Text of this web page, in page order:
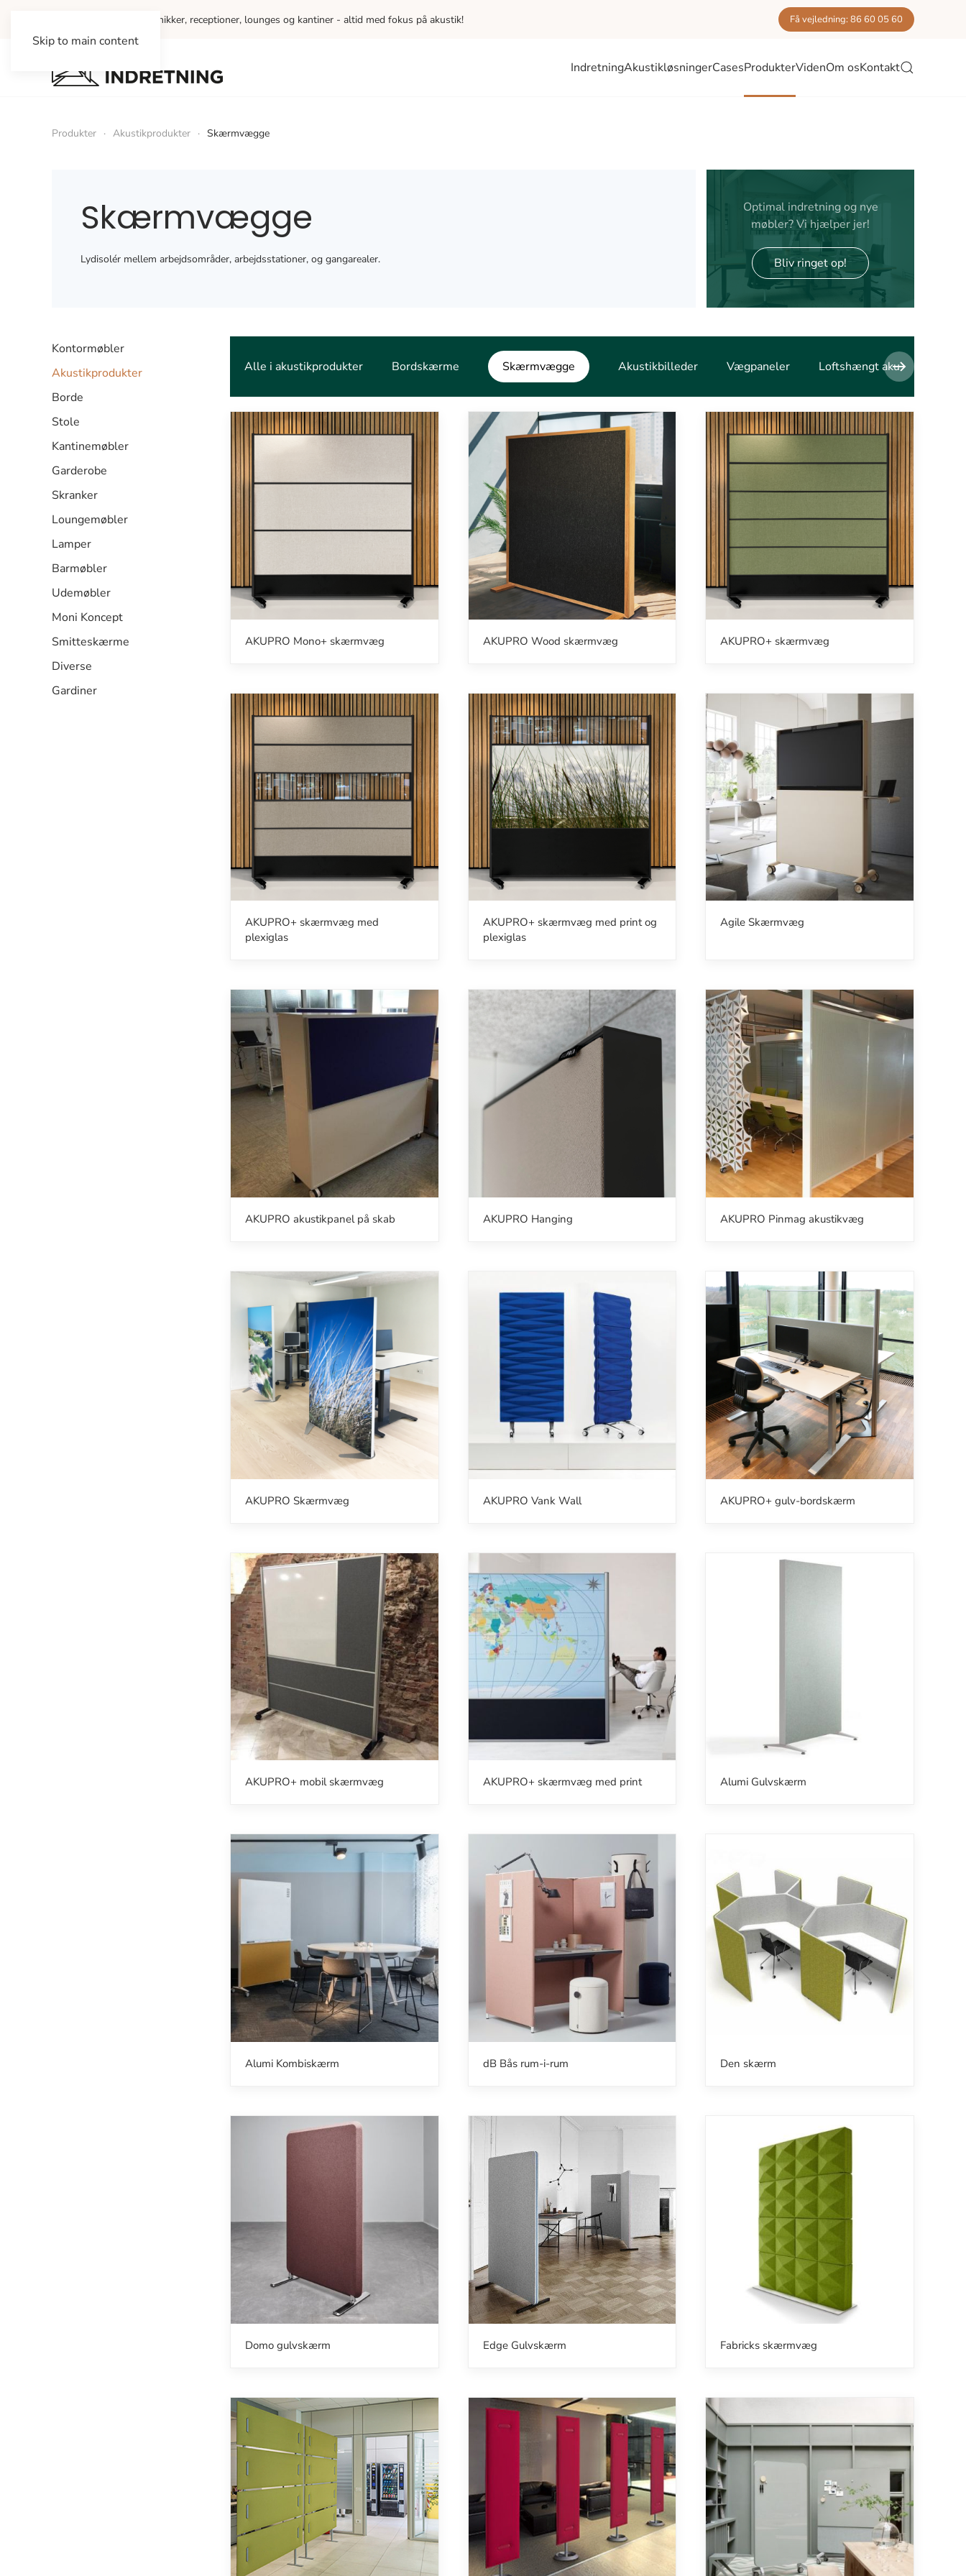
Skip to main content
Vi indretter kontorer, klinikker, receptioner, lounges og kantiner - altid med fokus på akustik! Få vejledning: 86 60 05 60
IndretningAkustikløsningerCasesProdukterVidenOm osKontakt
Produkter Akustikprodukter Skærmvægge
Skærmvægge
Lydisolér mellem arbejdsområder, arbejdsstationer, og gangarealer.
Optimal indretning og nye
møbler? Vi hjælper jer!
Bliv ringet op!
Kontormøbler
Akustikprodukter
Borde
Stole
Kantinemøbler
Garderobe
Skranker
Loungemøbler
Lamper
Barmøbler
Udemøbler
Moni Koncept
Smitteskærme
Diverse
Gardiner
Alle i akustikprodukter Bordskærme Skærmvægge Akustikbilleder Vægpaneler Loftshængt akustik
AKUPRO Mono+ skærmvæg AKUPRO Wood skærmvæg AKUPRO+ skærmvæg
AKUPRO+ skærmvæg med
plexiglas
AKUPRO+ skærmvæg med print og
plexiglas
Agile Skærmvæg
AKUPRO akustikpanel på skab AKUPRO Hanging AKUPRO Pinmag akustikvæg
AKUPRO Skærmvæg AKUPRO Vank Wall AKUPRO+ gulv-bordskærm
AKUPRO+ mobil skærmvæg AKUPRO+ skærmvæg med print Alumi Gulvskærm
Alumi Kombiskærm dB Bås rum-i-rum Den skærm
Domo gulvskærm Edge Gulvskærm Fabricks skærmvæg